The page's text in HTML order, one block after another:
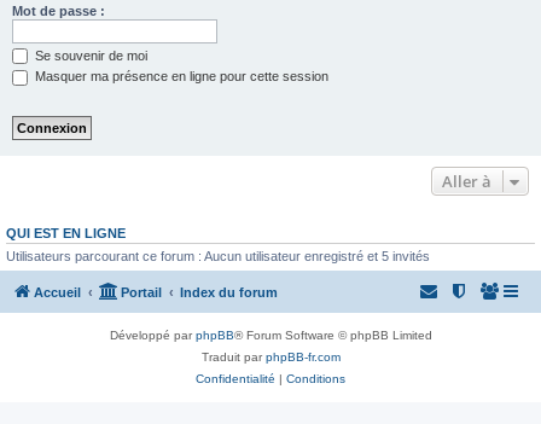
Mot de passe :
Se souvenir de moi
Masquer ma présence en ligne pour cette session
Aller à
QUI EST EN LIGNE
Utilisateurs parcourant ce forum : Aucun utilisateur enregistré et 5 invités
Accueil Portail Index du forum
Développé parphpBB® Forum Software © phpBB Limited
Traduit parphpBB-fr.com
Confidentialité | Conditions